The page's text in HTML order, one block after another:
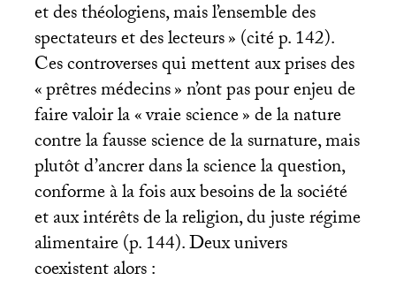
et des théologiens, mais l’ensemble des
spectateurs et des lecteurs» (cité p. 142).
Ces controverses qui mettent aux prises des
«prêtres médecins» n’ont pas pour enjeu de
faire valoir la «vraie science» de la nature
contre la fausse science de la surnature, mais
plutôt d’ancrer dans la science la question,
conforme à la fois aux besoins de la société
et aux intérêts de la religion, du juste régime
alimentaire (p. 144). Deux univers
coexistent alors :